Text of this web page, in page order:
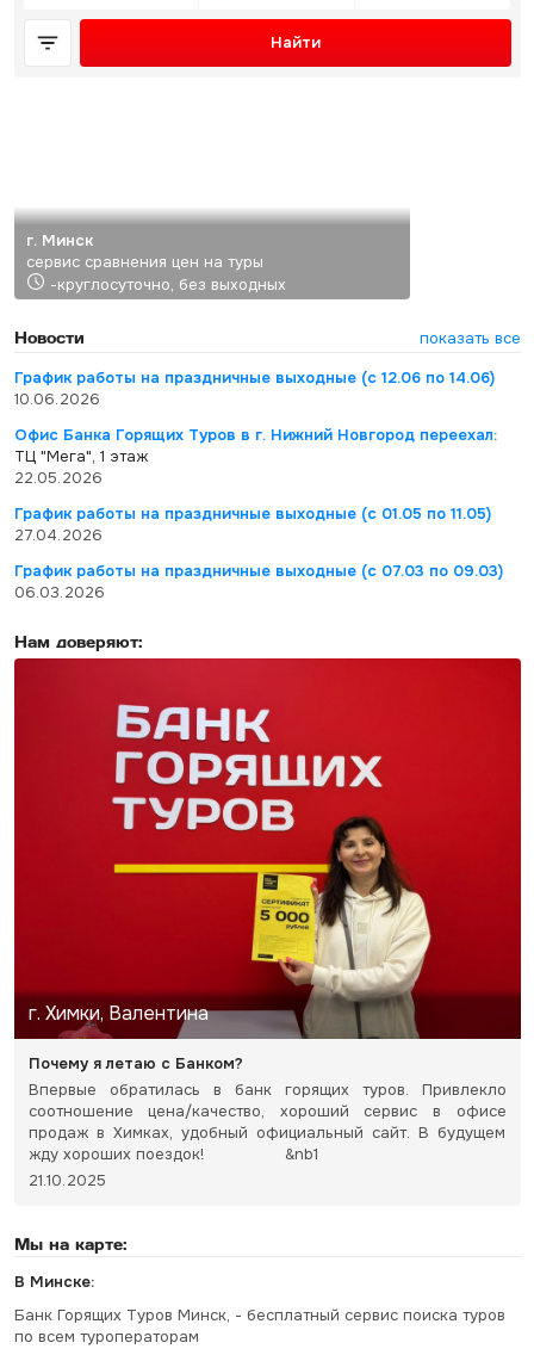
Найти
г. Минск
сервис сравнения цен на туры
-круглосуточно, без выходных
Новости
показать все
График работы на праздничные выходные (с 12.06 по 14.06)
10.06.2026
Офис Банка Горящих Туров в г. Нижний Новгород переехал:
ТЦ "Мега", 1 этаж
22.05.2026
График работы на праздничные выходные (с 01.05 по 11.05)
27.04.2026
График работы на праздничные выходные (с 07.03 по 09.03)
06.03.2026
Нам доверяют:
г. Химки, Валентина
Почему я летаю с Банком?
Впервые обратилась в банк горящих туров. Привлекло
соотношение цена/качество, хороший сервис в офисе
продаж в Химках, удобный официальный сайт. В будущем
жду хороших поездок! &nb1
21.10.2025
Мы на карте:
В Минске:
Банк Горящих Туров Минск, - бесплатный сервис поиска туров
по всем туроператорам